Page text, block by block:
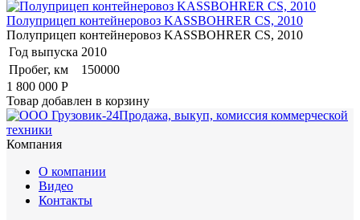
Полуприцеп контейнеровоз KASSBOHRER CS, 2010
Полуприцеп контейнеровоз KASSBOHRER CS, 2010
Год выпуска 2010
Пробег, км
150000
1 800 000 Р
Товар добавлен в корзину
Продажа, выкуп, комиссия коммерческой
техники
Компания
О компании
Видео
Контакты